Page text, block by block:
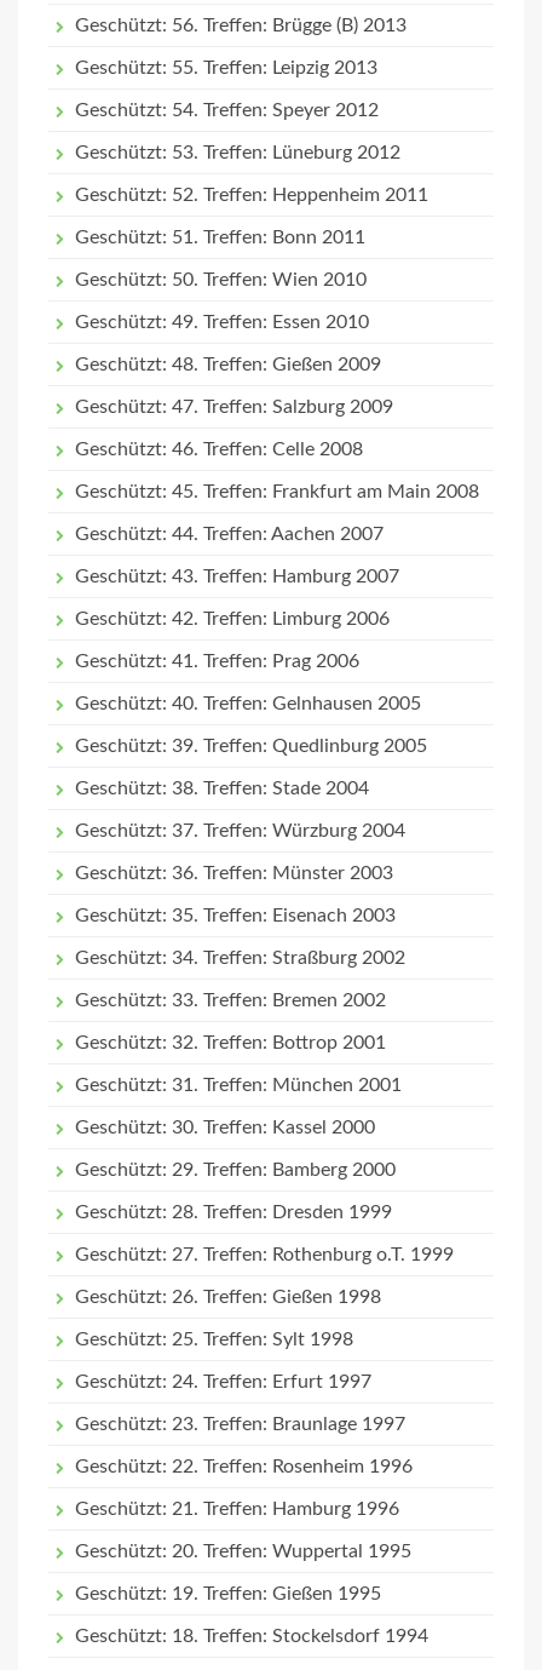
Geschützt: 56. Treffen: Brügge (B) 2013
Geschützt: 55. Treffen: Leipzig 2013
Geschützt: 54. Treffen: Speyer 2012
Geschützt: 53. Treffen: Lüneburg 2012
Geschützt: 52. Treffen: Heppenheim 2011
Geschützt: 51. Treffen: Bonn 2011
Geschützt: 50. Treffen: Wien 2010
Geschützt: 49. Treffen: Essen 2010
Geschützt: 48. Treffen: Gießen 2009
Geschützt: 47. Treffen: Salzburg 2009
Geschützt: 46. Treffen: Celle 2008
Geschützt: 45. Treffen: Frankfurt am Main 2008
Geschützt: 44. Treffen: Aachen 2007
Geschützt: 43. Treffen: Hamburg 2007
Geschützt: 42. Treffen: Limburg 2006
Geschützt: 41. Treffen: Prag 2006
Geschützt: 40. Treffen: Gelnhausen 2005
Geschützt: 39. Treffen: Quedlinburg 2005
Geschützt: 38. Treffen: Stade 2004
Geschützt: 37. Treffen: Würzburg 2004
Geschützt: 36. Treffen: Münster 2003
Geschützt: 35. Treffen: Eisenach 2003
Geschützt: 34. Treffen: Straßburg 2002
Geschützt: 33. Treffen: Bremen 2002
Geschützt: 32. Treffen: Bottrop 2001
Geschützt: 31. Treffen: München 2001
Geschützt: 30. Treffen: Kassel 2000
Geschützt: 29. Treffen: Bamberg 2000
Geschützt: 28. Treffen: Dresden 1999
Geschützt: 27. Treffen: Rothenburg o.T. 1999
Geschützt: 26. Treffen: Gießen 1998
Geschützt: 25. Treffen: Sylt 1998
Geschützt: 24. Treffen: Erfurt 1997
Geschützt: 23. Treffen: Braunlage 1997
Geschützt: 22. Treffen: Rosenheim 1996
Geschützt: 21. Treffen: Hamburg 1996
Geschützt: 20. Treffen: Wuppertal 1995
Geschützt: 19. Treffen: Gießen 1995
Geschützt: 18. Treffen: Stockelsdorf 1994